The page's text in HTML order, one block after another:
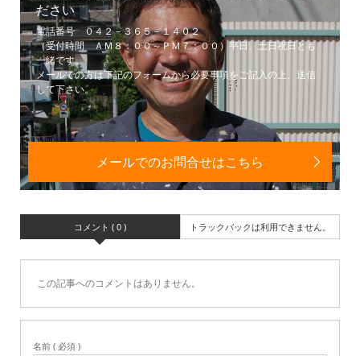
ださい
電話番号 ０４２－３６５－１４０２
（受付時間 ＡＭ８：００～ＰＭ７：００）平日、土日祝日とも
一緒です。
メールでの方は下記のフォームから必要事項をご記入の上、送信
して下さい。
メールでのお問合せはこちら
コメント ( 0 ) トラックバックは利用できません。
この記事へのコメントはありません。
名前 ( 必須 )